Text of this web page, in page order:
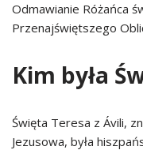
Odmawianie Różańca
Przenajświętszego
Kim była
Święta Teresa z Ávili,
Jezusowa, była